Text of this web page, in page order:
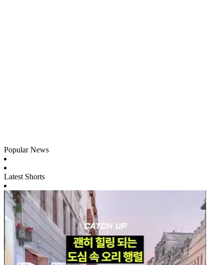
Popular News
Latest Shorts